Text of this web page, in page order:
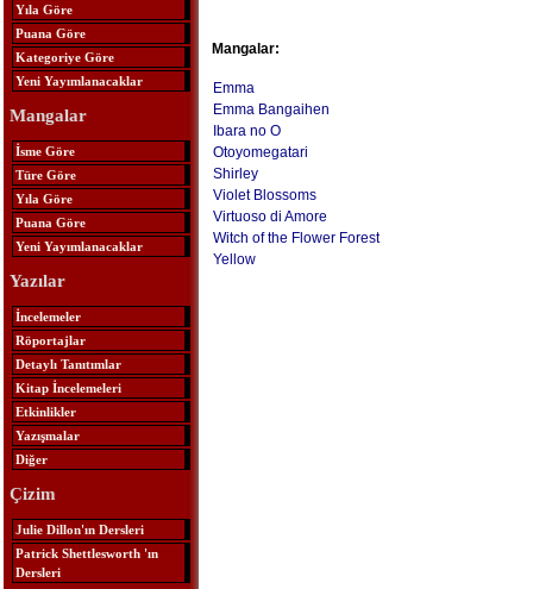
Yıla Göre
Puana Göre
Kategoriye Göre
Yeni Yayımlanacaklar
Mangalar
İsme Göre
Türe Göre
Yıla Göre
Puana Göre
Yeni Yayımlanacaklar
Yazılar
İncelemeler
Röportajlar
Detaylı Tanıtımlar
Kitap İncelemeleri
Etkinlikler
Yazışmalar
Diğer
Çizim
Julie Dillon'ın Dersleri
Patrick Shettlesworth 'ın
Dersleri
Mangalar:
Emma
Emma Bangaihen
Ibara no O
Otoyomegatari
Shirley
Violet Blossoms
Virtuoso di Amore
Witch of the Flower Forest
Yellow